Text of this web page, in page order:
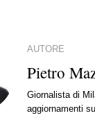
AUTORE
Pietro
Giornalista di
aggiornamenti